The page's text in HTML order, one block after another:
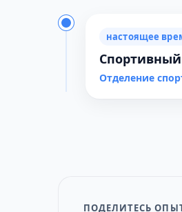
настоящее
Отделение
ПОДЕЛИТЕСЬ